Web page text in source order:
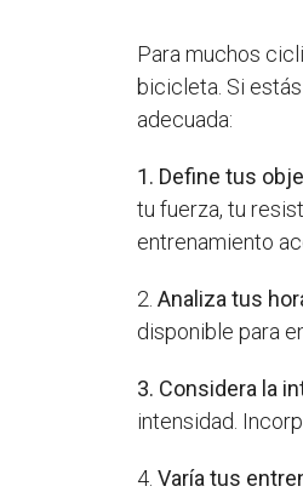
Para muchos
bicicleta. Si
adecuada:
1. Define tus
tu fuerza, tu
entrenamiento
2.Analiza tus
disponible para
3. Considera la
intensidad.
4.Varía tus